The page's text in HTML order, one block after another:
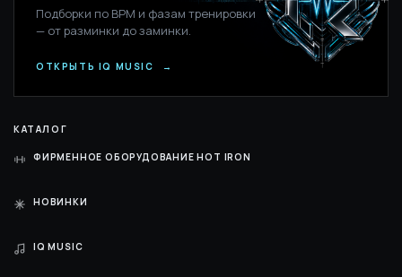
Подборки по BPM и фазам тренировки
— от разминки до заминки.
ОТКРЫТЬ IQ MUSIC →
КАТАЛОГ
ФИРМЕННОЕ ОБОРУДОВАНИЕ HOT IRON
НОВИНКИ
IQ MUSIC